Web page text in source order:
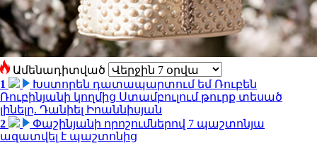
Ամենադիտված
1
Խստորեն դատապարտում եմ Ռուբեն
Ռուբինյանի կողմից Ստամբուլում թուրք տեսած
լինելը. Դանիել Իոաննիսյան
2
Փաշինյանի որոշումներով 7 պաշտոնյա
ազատվել է պաշտոնից